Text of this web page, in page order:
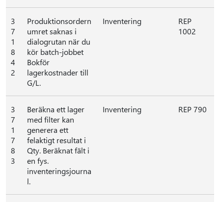
3
7
1
8
4
2
Produktionsordern
umret saknas i
dialogrutan när du
kör batch-jobbet
Bokför
lagerkostnader till
G/L.
Inventering
REP
1002
3
7
1
7
8
3
Beräkna ett lager
med filter kan
generera ett
felaktigt resultat i
Qty. Beräknat fält i
en fys.
inventeringsjourna
l.
Inventering REP 790